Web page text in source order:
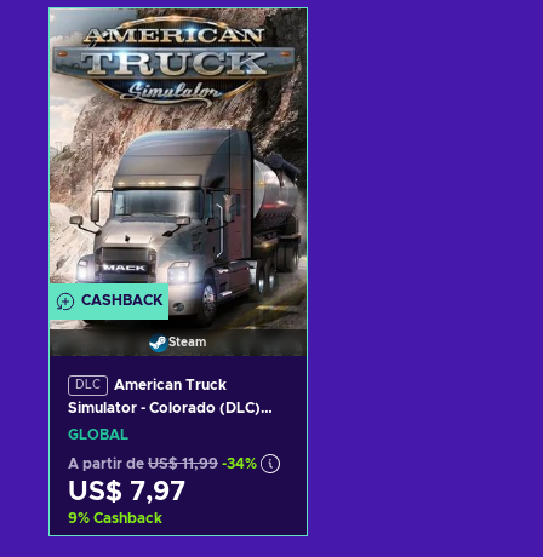
Adicionar ao carrinho
Consultar ofertas
CASHBACK
Steam
DLC
American Truck
Simulator - Colorado (DLC)
Steam Key GLOBAL
GLOBAL
A partir de US$ 11,99 -34%
US$ 7,97
9% Cashback